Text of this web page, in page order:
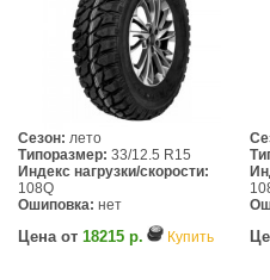
Сезон: лето
Типоразмер: 33/12.5 R15
Индекс нагрузки/скорости:
108Q
Ошиповка: нет
Цена от 18215 р. Купить